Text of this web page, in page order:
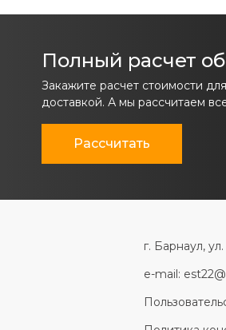
Полный расчет
Закажите расчет стоимости
доставкой. А мы рассчитаем
Рассчитать
г. Барнаул,
e-mail: